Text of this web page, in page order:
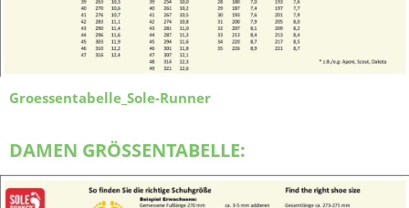
Groessentabelle_Sole-Runner
DAMEN GRÖSSENTABELLE: